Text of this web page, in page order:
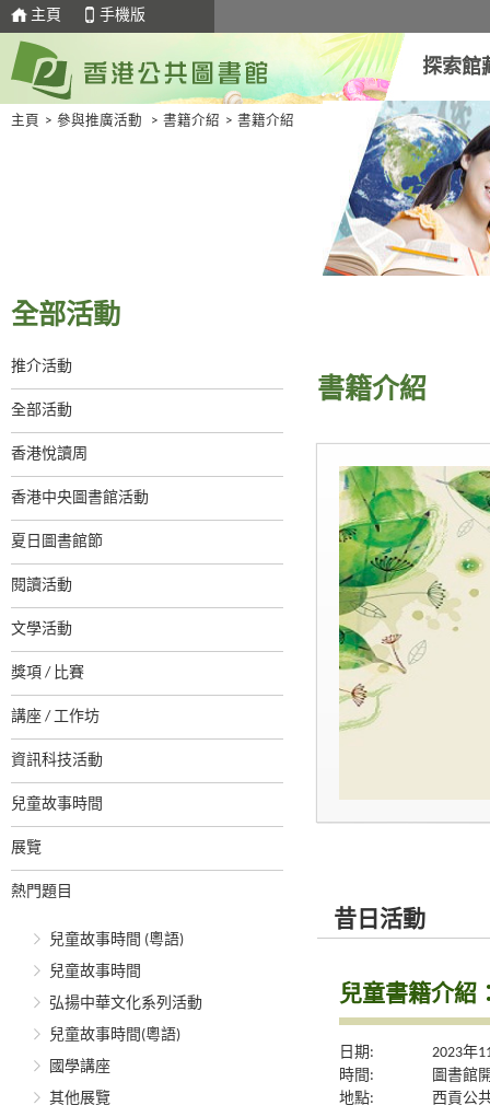
主頁 手機版
探索館
主頁 > 參與推廣活動 > 書籍介紹 > 書籍介紹
全部活動
推介活動
全部活動
香港悅讀周
香港中央圖書館活動
夏日圖書館節
閱讀活動
文學活動
獎項 / 比賽
講座 / 工作坊
資訊科技活動
兒童故事時間
展覽
熱門題目
兒童故事時間 (粵語)
兒童故事時間
弘揚中華文化系列活動
兒童故事時間(粵語)
國學講座
其他展覽
書籍介紹
昔日活動
兒童書籍介紹
日期:
2023年
時間:
圖書館
地點:
西貢公